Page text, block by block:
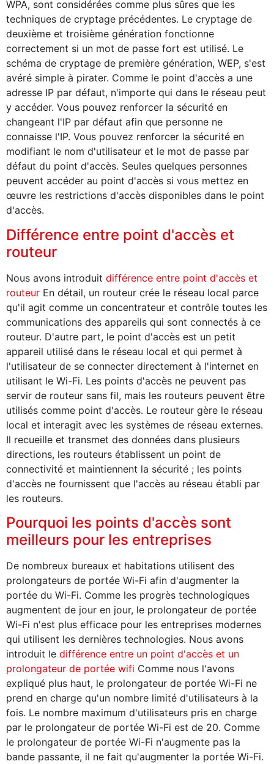
WPA, sont considérées comme plus sûres que les
techniques de cryptage précédentes. Le cryptage de
deuxième et troisième génération fonctionne
correctement si un mot de passe fort est utilisé. Le
schéma de cryptage de première génération, WEP, s'est
avéré simple à pirater. Comme le point d'accès a une
adresse IP par défaut, n'importe qui dans le réseau peut
y accéder. Vous pouvez renforcer la sécurité en
changeant l'IP par défaut afin que personne ne
connaisse l'IP. Vous pouvez renforcer la sécurité en
modifiant le nom d'utilisateur et le mot de passe par
défaut du point d'accès. Seules quelques personnes
peuvent accéder au point d'accès si vous mettez en
œuvre les restrictions d'accès disponibles dans le point
d'accès.
Différence entre point d'accès et
routeur
Nous avons introduit différence entre point d'accès et
routeur En détail, un routeur crée le réseau local parce
qu'il agit comme un concentrateur et contrôle toutes les
communications des appareils qui sont connectés à ce
routeur. D'autre part, le point d'accès est un petit
appareil utilisé dans le réseau local et qui permet à
l'utilisateur de se connecter directement à l'internet en
utilisant le Wi-Fi. Les points d'accès ne peuvent pas
servir de routeur sans fil, mais les routeurs peuvent être
utilisés comme point d'accès. Le routeur gère le réseau
local et interagit avec les systèmes de réseau externes.
Il recueille et transmet des données dans plusieurs
directions, les routeurs établissent un point de
connectivité et maintiennent la sécurité ; les points
d'accès ne fournissent que l'accès au réseau établi par
les routeurs.
Pourquoi les points d'accès sont
meilleurs pour les entreprises
De nombreux bureaux et habitations utilisent des
prolongateurs de portée Wi-Fi afin d'augmenter la
portée du Wi-Fi. Comme les progrès technologiques
augmentent de jour en jour, le prolongateur de portée
Wi-Fi n'est plus efficace pour les entreprises modernes
qui utilisent les dernières technologies. Nous avons
introduit le différence entre un point d'accès et un
prolongateur de portée wifi Comme nous l'avons
expliqué plus haut, le prolongateur de portée Wi-Fi ne
prend en charge qu'un nombre limité d'utilisateurs à la
fois. Le nombre maximum d'utilisateurs pris en charge
par le prolongateur de portée Wi-Fi est de 20. Comme
le prolongateur de portée Wi-Fi n'augmente pas la
bande passante, il ne fait qu'augmenter la portée Wi-Fi.